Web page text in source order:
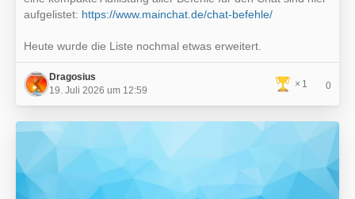
aufgelistet: https://www.mainchat.de/chat-befehle/
Heute wurde die Liste nochmal etwas erweitert.
Dragosius
19. Juli 2026 um 12:59
1 0